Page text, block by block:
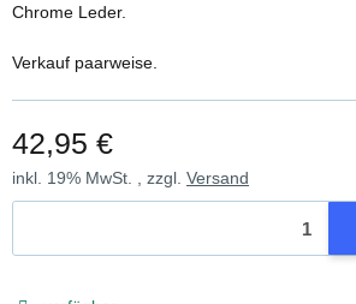
Chrome Leder.
Verkauf paarweise.
42,95 €
inkl. 19% MwSt. , zzgl. Versand